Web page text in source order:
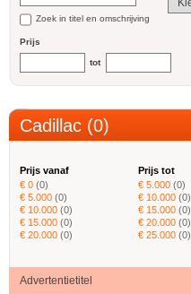
Zoek in titel en omschrijving
Prijs
tot
Cadillac (0)
Prijs vanaf
€ 0 (0)
€ 5.000 (0)
€ 10.000 (0)
€ 15.000 (0)
€ 20.000 (0)
Prijs tot
€ 5.000 (0)
€ 10.000 (0)
€ 15.000 (0)
€ 20.000 (0)
€ 25.000 (0)
Advertentietitel